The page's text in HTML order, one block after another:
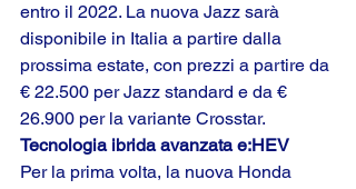
entro il 2022. La nuova Jazz sarà
disponibile in Italia a partire dalla
prossima estate, con prezzi a partire da
€ 22.500 per Jazz standard e da €
26.900 per la variante Crosstar.
Tecnologia ibrida avanzata e:HEV
Per la prima volta, la nuova Honda